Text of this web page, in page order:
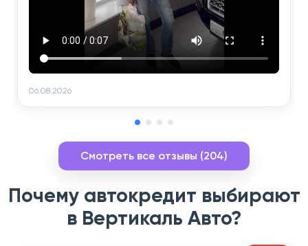
06.08.2026
Смотреть все отзывы (204)
Почему автокредит выбирают
в Вертикаль Авто?